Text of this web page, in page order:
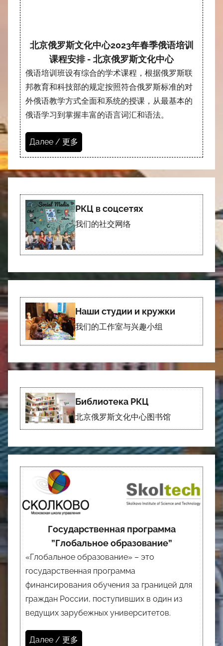
北京俄罗斯文化中心2023年春季俄语培训
课程安排 - 北京俄罗斯文化中心
俄语培训班设有综合的学术课程，根据俄罗斯联
邦教育和科技部的规定按照符合俄罗斯标准的对
外俄语教学方式全面和系统的授课，从最基本的
俄语学习到掌握丰富的语言词汇和语法。
Далее / 更多
РКЦ в соцсетях
我们的社交网络
Наши студии и кружки
我们的工作室与兴趣小组
Библиотека РКЦ
北京俄罗斯文化中心图书馆
Государственная программа
”Глобальное образование”
«Глобальное образование» – это
государственная программа
финансирования обучения за границей для
граждан России, поступивших в один из
ведущих зарубежных университетов.
Далее / 更多